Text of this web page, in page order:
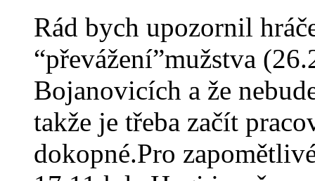
Rád bych upozornil
“převážení”mužstva
Bojanovicích a že
takže je třeba začít
dokopné.Pro